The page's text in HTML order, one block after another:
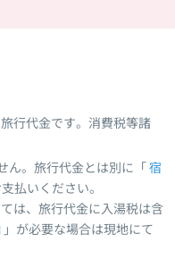
行代金です。消費税等諸
ん。旅行代金とは別に「 宿
払いください。
は、旅行代金に入湯税は含
」が必要な場合は現地にて